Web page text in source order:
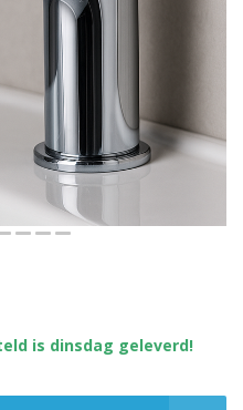
is dinsdag geleverd!